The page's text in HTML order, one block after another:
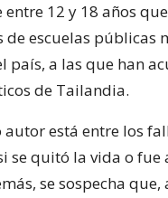
12 y 18 años
de escuelas públicas
país, a las que han
de Tailandia.
autor está entre los
se quitó la vida o
se sospecha